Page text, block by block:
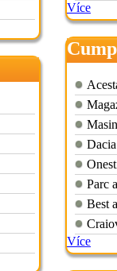
Více
Parc
Best
Více